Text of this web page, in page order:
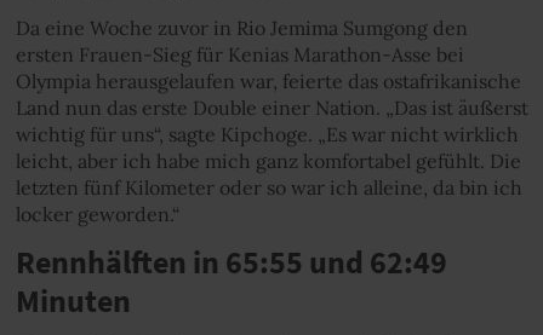
Da eine Woche zuvor in Rio Jemima Sumgong den
ersten Frauen-Sieg für Kenias Marathon-Asse bei
Olympia herausgelaufen war, feierte das ostafrikanische
Land nun das erste Double einer Nation. „Das ist äußerst
wichtig für uns“, sagte Kipchoge. „Es war nicht wirklich
leicht, aber ich habe mich ganz komfortabel gefühlt. Die
letzten fünf Kilometer oder so war ich alleine, da bin ich
locker geworden.“
Rennhälften in 65:55 und 62:49
Minuten